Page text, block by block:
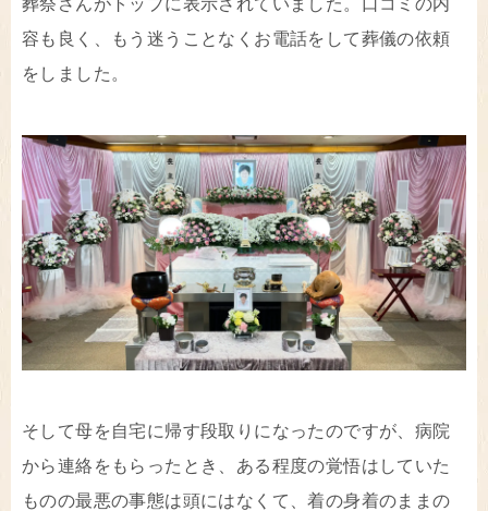
容も良く、もう迷うことなくお電話をして葬儀の依頼
をしました。
そして母を自宅に帰す段取りになったのですが、病院
から連絡をもらったとき、ある程度の覚悟はしていた
ものの最悪の事態は頭にはなくて、着の身着のままの